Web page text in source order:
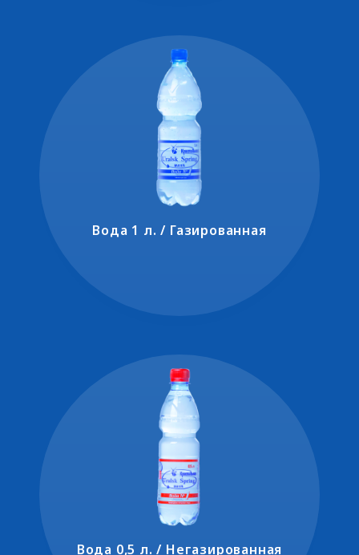
Вода 1 л. / Газированная
Вода 0,5 л. / Негазированная